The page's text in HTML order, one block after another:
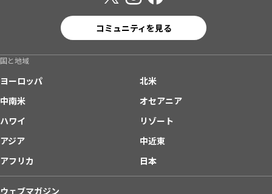
コミュニティを見る
国と地域
ヨーロッパ
北米
中南米
オセアニア
ハワイ
リゾート
アジア
中近東
アフリカ
日本
ウェブマガジン